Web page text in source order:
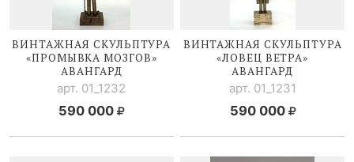
ВИНТАЖНАЯ СКУЛЬПТУРА
«ПРОМЫВКА МОЗГОВ»
АВАНГАРД
арт. 01_1232
590 000
ВИНТАЖНАЯ СКУЛЬПТУРА
«ЛОВЕЦ ВЕТРА»
АВАНГАРД
арт. 01_1231
590 000